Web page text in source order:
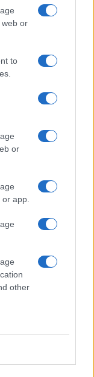
web or
to
or
app.
other
Pallaoro in